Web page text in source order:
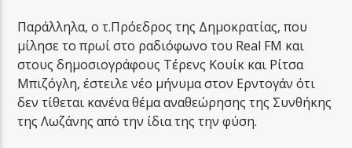
Παράλληλα, ο τ.Πρόεδρος της Δημοκρατίας, που
μίλησε το πρωί στο ραδιόφωνο του Real FM και
στους δημοσιογράφους Τέρενς Κουίκ και Ρίτσα
Μπιζόγλη, έστειλε νέο μήνυμα στον Ερντογάν ότι
δεν τίθεται κανένα θέμα αναθεώρησης της Συνθήκης
της Λωζάνης από την ίδια της την φύση.